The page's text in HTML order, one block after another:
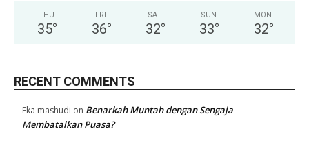
THU
35°
FRI
36°
SAT
32°
SUN
33°
MON
32°
RECENT COMMENTS
Eka mashudi on Benarkah Muntah dengan Sengaja
Membatalkan Puasa?